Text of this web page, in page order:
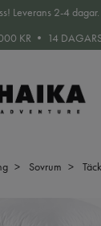
Leverans 2-4 dagar.
KR • 14 DAGARS
Sovrum